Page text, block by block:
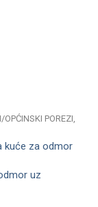
POREZI,
kuće za odmor
uz